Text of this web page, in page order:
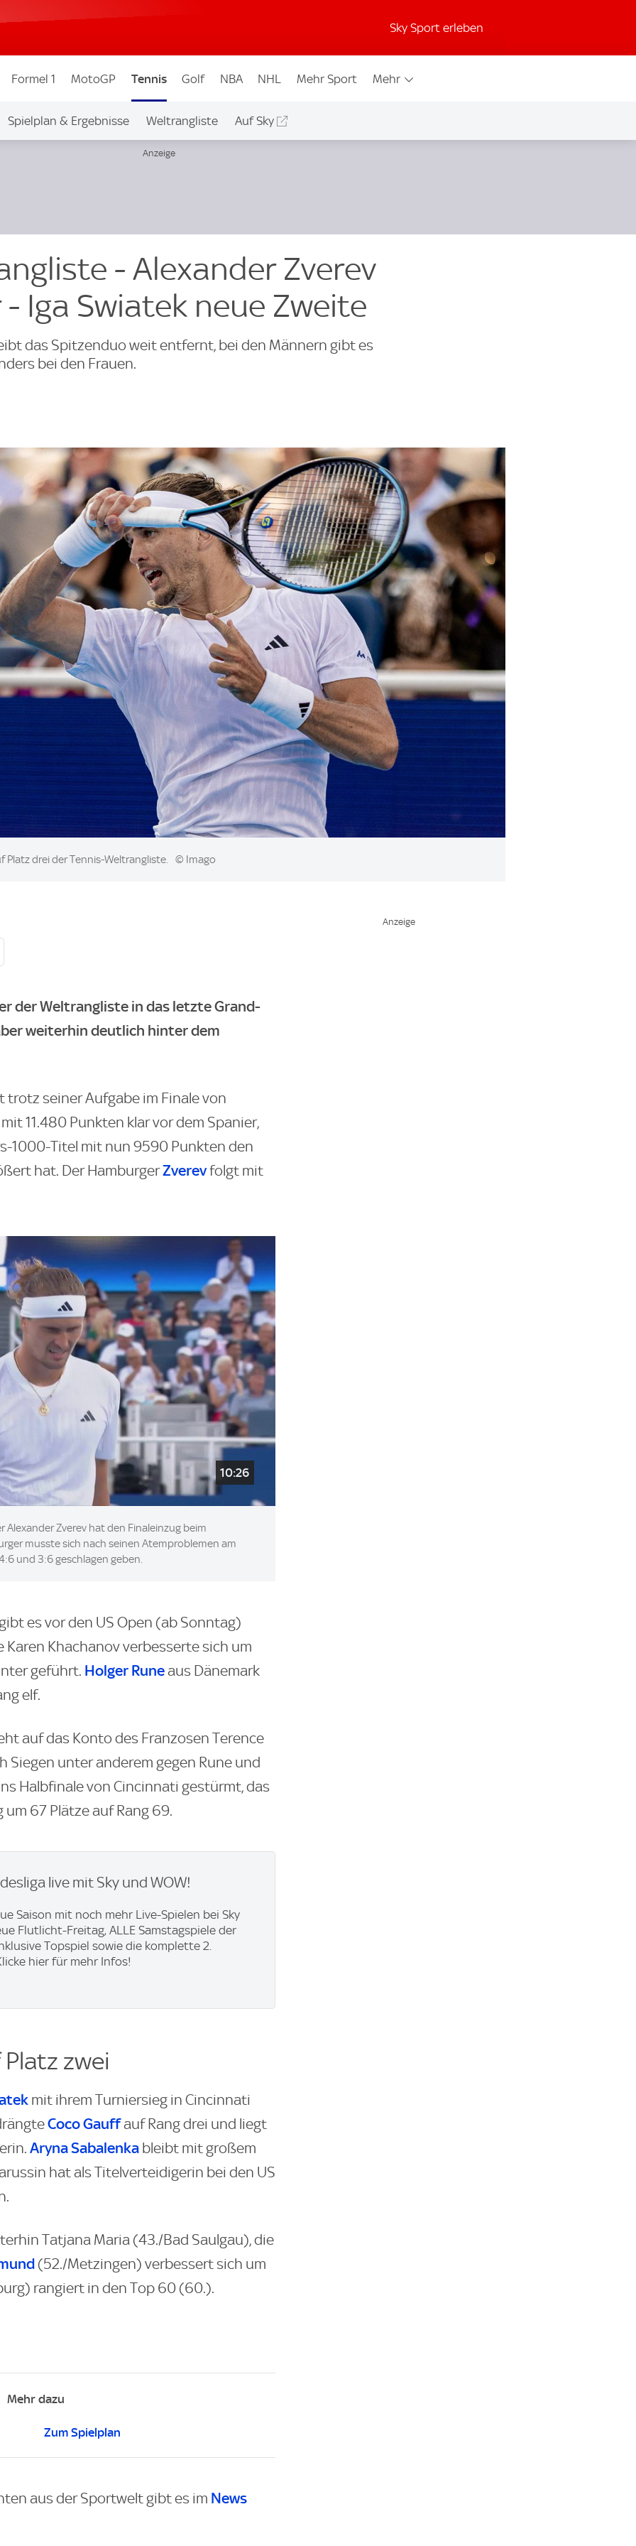
Sky Sport erleben
Formel 1 MotoGP Tennis Golf NBA NHL Mehr Sport Mehr
Spielplan & Ergebnisse Weltrangliste Auf Sky
- Alexander Zverev
Iga Swiatek neue Zweite
das Spitzenduo weit entfernt, bei den Männern gibt es
bei den Frauen.
drei der Tennis-Weltrangliste. © Imago
der Weltrangliste in das letzte Grand-
weiterhin deutlich hinter dem
trotz seiner Aufgabe im Finale von
mit 11.480 Punkten klar vor dem Spanier,
1000-Titel mit nun 9590 Punkten den
hat. Der HamburgerZverevfolgt mit
10:26
Zverev hat den Finaleinzug beim
musste sich nach seinen Atemproblemen am
und 3:6 geschlagen geben.
es vor den US Open (ab Sonntag)
Karen Khachanov verbesserte sich um
geführt. Holger Runeaus Dänemark
elf.
auf das Konto des Franzosen Terence
Siegen unter anderem gegen Rune und
Halbfinale von Cincinnati gestürmt, das
67 Plätze auf Rang 69.
live mit Sky und WOW​!
Saison mit noch mehr Live-Spielen bei Sky
Flutlicht-Freitag, ALLE Samstagspiele der
Topspiel sowie die komplette 2.
hier für mehr Infos!
zwei
mit ihrem Turniersieg in Cincinnati
Coco Gauffauf Rang drei und liegt
Aryna Sabalenka bleibt mit großem
hat als Titelverteidigerin bei den US
Tatjana Maria (43./Bad Saulgau), die
(52./Metzingen) verbessert sich um
rangiert in den Top 60 (60.).
Mehr dazu
Zum Spielplan
aus der Sportwelt gibt es im News